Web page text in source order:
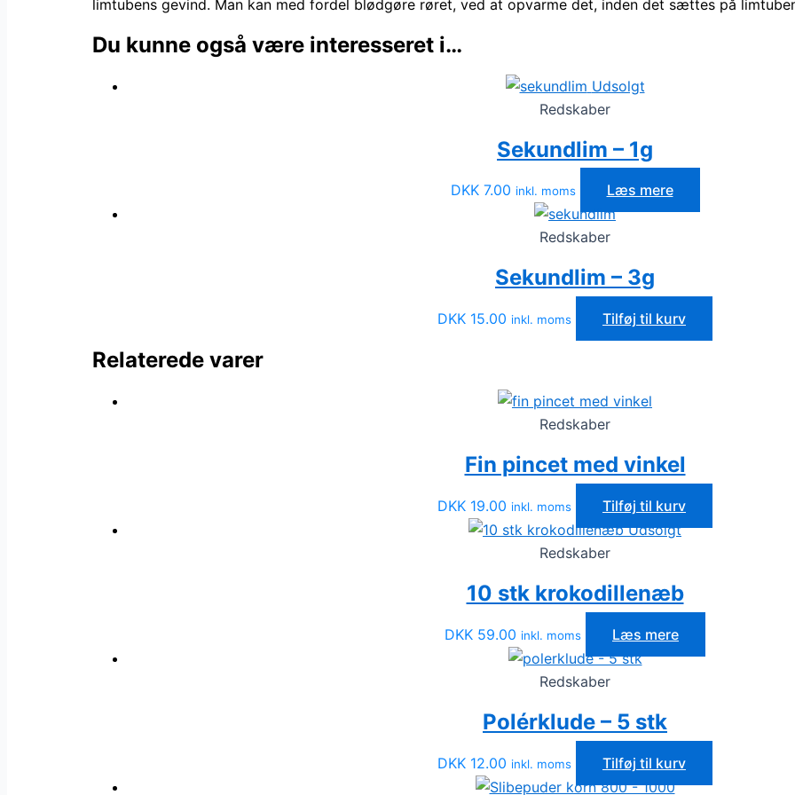
antal
limtubens gevind. Man kan med fordel blødgøre røret, ved at opvarme det, inden det sættes på
Du kunne også være interesseret i…
Udsolgt
Redskaber
Sekundlim – 1g
DKK 7.00 inkl. moms Læs mere
Redskaber
Sekundlim – 3g
DKK 15.00 inkl. moms Tilføj til kurv
Relaterede varer
Redskaber
Fin pincet med vinkel
DKK 19.00 inkl. moms
Tilføj til kurv
Udsolgt
Redskaber
10 stk krokodillenæb
DKK 59.00 inkl. moms Læs mere
Redskaber
Polérklude – 5 stk
DKK 12.00 inkl. moms Tilføj til kurv